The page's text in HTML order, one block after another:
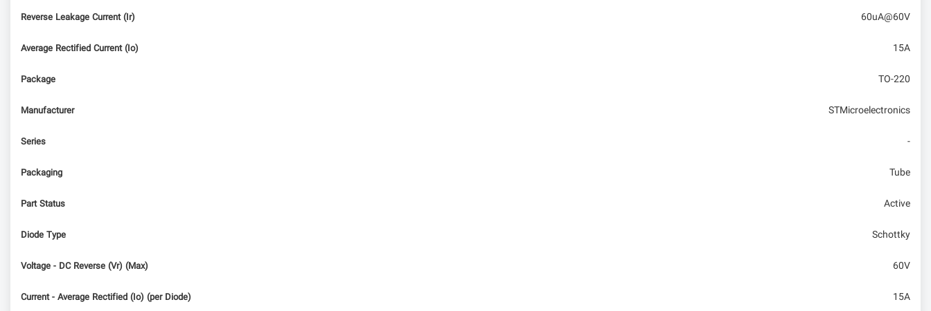
Reverse Leakage Current (Ir) 60uA@60V
Average Rectified Current (Io) 15A
Package TO-220
Manufacturer STMicroelectronics
Series -
Packaging Tube
Part Status Active
Diode Type Schottky
Voltage - DC Reverse (Vr) (Max) 60V
Current - Average Rectified (Io) (per Diode) 15A